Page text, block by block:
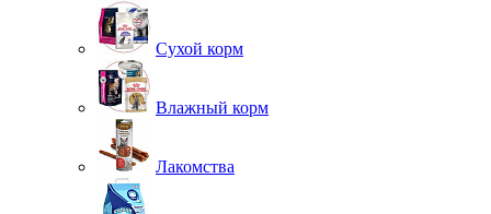
Сухой корм
Влажный корм
Лакомства